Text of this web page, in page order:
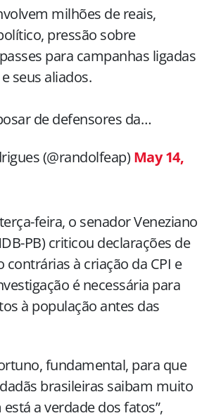
milhões de reais,
pressão sobre
para campanhas ligadas
seus aliados.
de defensores da…
(@randolfeap) May 14,
feira, o senador Veneziano
PB) criticou declarações de
contrárias à criação da CPI e
é necessária para
à população antes das
fundamental, para que
brasileiras saibam muito
a verdade dos fatos”,